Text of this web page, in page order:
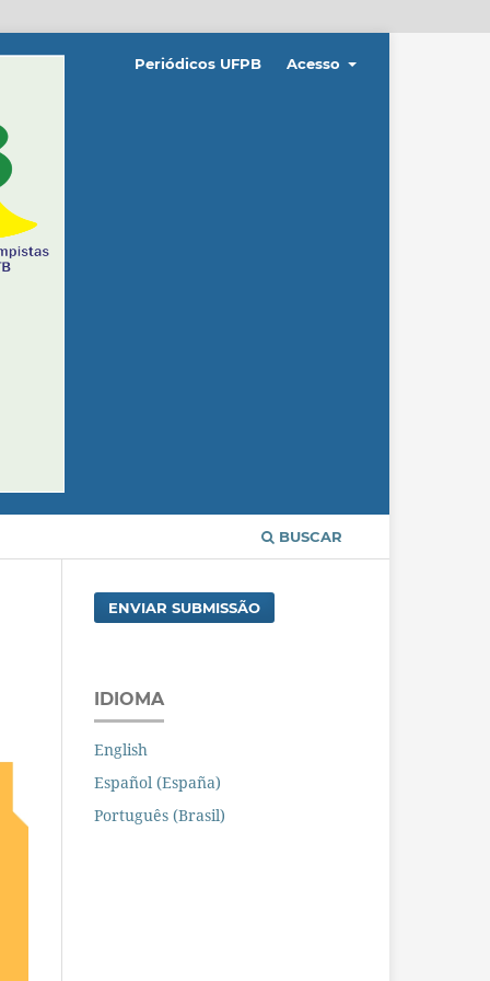
BUSCAR
Periódicos UFPB Acesso
ENVIAR SUBMISSÃO
IDIOMA
English
Español (España)
Português (Brasil)